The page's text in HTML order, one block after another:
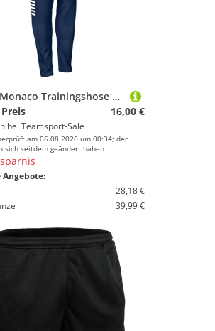
Select Monaco Trainingshose Regular v24 navy weiss 8 Years
16,00 €
bei Teamsport-Sale
am 06.08.2026 um 00:34; der
sich seitdem geändert haben.
28,18 €
39,99 €